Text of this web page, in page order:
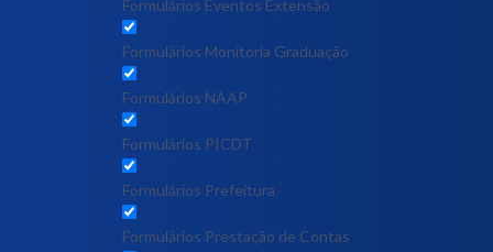
Formulários Eventos Extensão
Formulários Monitoria Graduação
Formulários NAAP
Formulários PICDT
Formulários Prefeitura
Formulários Prestação de Contas